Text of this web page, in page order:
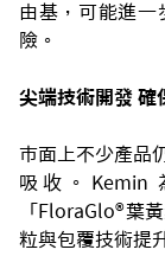
由基，可能進一
險。
尖端技術開發 確
市面上不少產品
吸收。Kemin
「FloraGlo®葉
粒與包覆技術提